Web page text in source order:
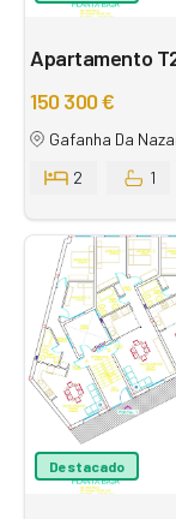
Apartamento
150 300 €
Gafanha Da
2
1
Destacado